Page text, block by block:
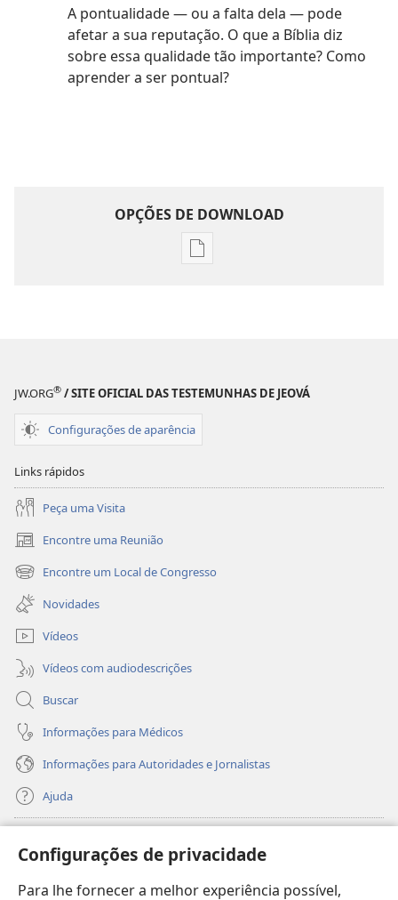
Configurações de privacidade
Para lhe fornecer a melhor experiência possível,
A pontualidade — ou a falta dela — pode
afetar a sua reputação. O que a Bíblia diz
sobre essa qualidade tão importante? Como
aprender a ser pontual?
OPÇÕES DE DOWNLOAD
Opções
8 de abril de 2004
JW.ORG® / SITE OFICIAL DAS TESTEMUNHAS DE JEOVÁ
Configurações de aparência
Links rápidos
Peça uma Visita
Encontre uma Reunião
(abre
nova
janela)
Encontre um Local de Congresso
(abre
nova
janela)
Novidades
Vídeos
Vídeos com audiodescrições
Buscar
Informações para Médicos
Informações para Autoridades e Jornalistas
Ajuda
(abre
nova
janela)
Biblioteca On-line da Torre de Vigia™